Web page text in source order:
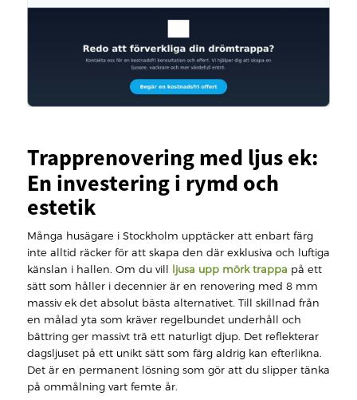
Trapprenovering med ljus ek:
En investering i rymd och
estetik
Många husägare i Stockholm upptäcker att enbart färg
inte alltid räcker för att skapa den där exklusiva och luftiga
känslan i hallen. Om du vill ljusa upp mörk trappa på ett
sätt som håller i decennier är en renovering med 8 mm
massiv ek det absolut bästa alternativet. Till skillnad från
en målad yta som kräver regelbundet underhåll och
bättring ger massivt trä ett naturligt djup. Det reflekterar
dagsljuset på ett unikt sätt som färg aldrig kan efterlikna.
Det är en permanent lösning som gör att du slipper tänka
på ommålning vart femte år.